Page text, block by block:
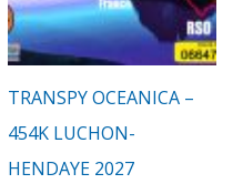
TRANSPY OCEANICA –
454K LUCHON-
HENDAYE 2027